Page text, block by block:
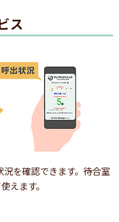
します。
ありません。
ス
を確認できます。待合室
えます。